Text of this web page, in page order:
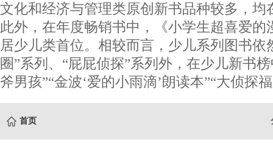
文化和经济与管理类原创新书品种较多
此外，在年度畅销书中，《小学生超喜爱的
居少儿类首位。相较而言，少儿系列图书依
圈”系列、“屁屁侦探”系列外，在少儿新书
斧男孩”“金波‘爱的小雨滴’朗读本”“大侦探
首页